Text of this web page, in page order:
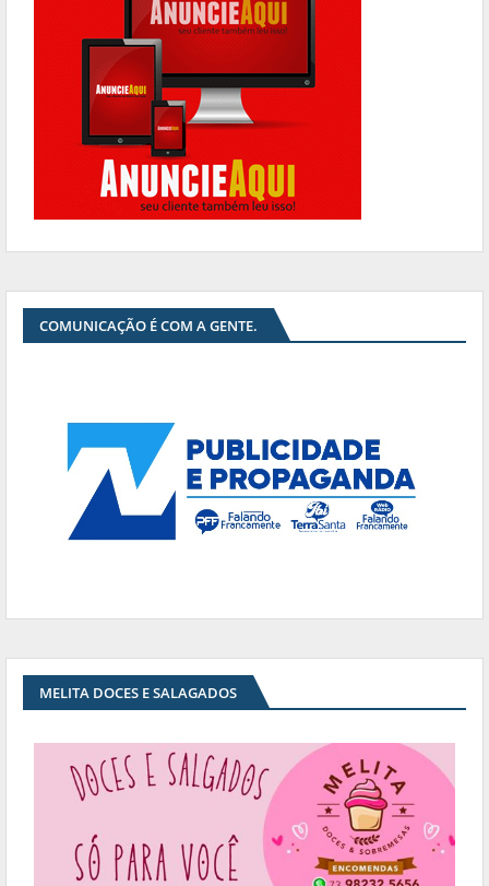
COMUNICAÇÃO É COM A GENTE.
MELITA DOCES E SALAGADOS